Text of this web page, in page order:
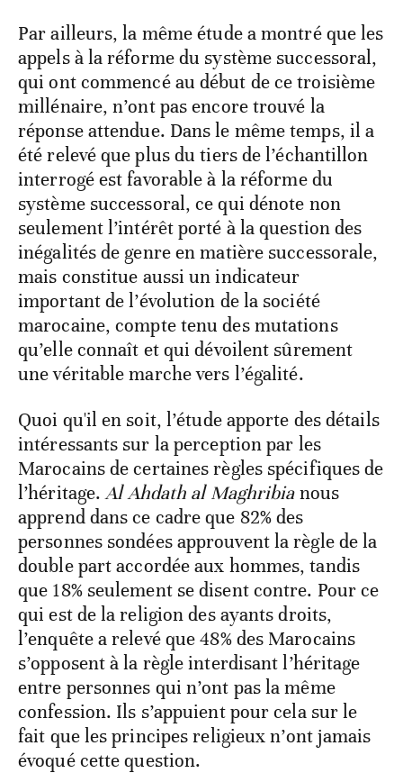
Par ailleurs, la même étude a montré que les
appels à la réforme du système successoral,
qui ont commencé au début de ce troisième
millénaire, n’ont pas encore trouvé la
réponse attendue. Dans le même temps, il a
été relevé que plus du tiers de l’échantillon
interrogé est favorable à la réforme du
système successoral, ce qui dénote non
seulement l’intérêt porté à la question des
inégalités de genre en matière successorale,
mais constitue aussi un indicateur
important de l’évolution de la société
marocaine, compte tenu des mutations
qu’elle connaît et qui dévoilent sûrement
une véritable marche vers l’égalité.
Quoi qu'il en soit, l’étude apporte des détails
intéressants sur la perception par les
Marocains de certaines règles spécifiques de
l’héritage.Al Ahdath al Maghribianous
apprend dans ce cadre que 82% des
personnes sondées approuvent la règle de la
double part accordée aux hommes, tandis
que 18% seulement se disent contre. Pour ce
qui est de la religion des ayants droits,
l’enquête a relevé que 48% des Marocains
s’opposent à la règle interdisant l’héritage
entre personnes qui n’ont pas la même
confession. Ils s’appuient pour cela sur le
fait que les principes religieux n’ont jamais
évoqué cette question.